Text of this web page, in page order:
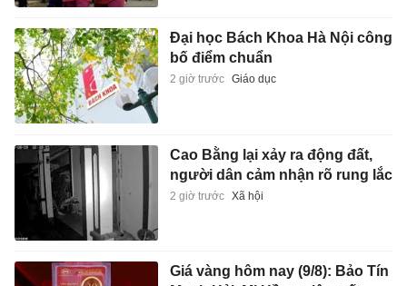
Đại học Bách Khoa Hà Nội công
bố điểm chuẩn
2 giờ trước Giáo dục
Cao Bằng lại xảy ra động đất,
người dân cảm nhận rõ rung lắc
2 giờ trước Xã hội
Giá vàng hôm nay (9/8): Bảo Tín